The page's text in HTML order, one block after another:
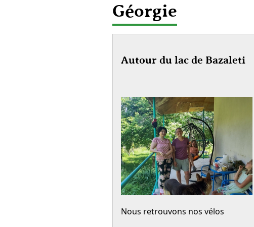
Géorgie
Autour du lac de Bazaleti
Nous retrouvons nos vélos